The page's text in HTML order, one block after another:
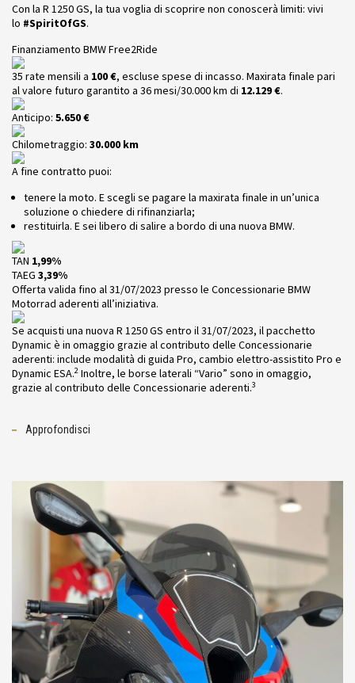
Con la R 1250 GS, la tua voglia di scoprire non conoscerà limiti: vivi
lo #SpiritOfGS.
Finanziamento BMW Free2Ride
35 rate mensili a 100 €, escluse spese di incasso. Maxirata finale pari
al valore futuro garantito a 36 mesi/30.000 km di 12.129 €.
Anticipo: 5.650 €
Chilometraggio: 30.000 km
A fine contratto puoi:
tenere la moto. E scegli se pagare la maxirata finale in un’unica
soluzione o chiedere di rifinanziarla;
restituirla. E sei libero di salire a bordo di una nuova BMW.
TAN 1,99%
TAEG 3,39%
Offerta valida fino al 31/07/2023 presso le Concessionarie BMW
Motorrad aderenti all’iniziativa.
Se acquisti una nuova R 1250 GS entro il 31/07/2023, il pacchetto
Dynamic è in omaggio grazie al contributo delle Concessionarie
aderenti: include modalità di guida Pro, cambio elettro-assistito Pro e
Dynamic ESA.2 Inoltre, le borse laterali “Vario” sono in omaggio,
grazie al contributo delle Concessionarie aderenti.3
Approfondisci